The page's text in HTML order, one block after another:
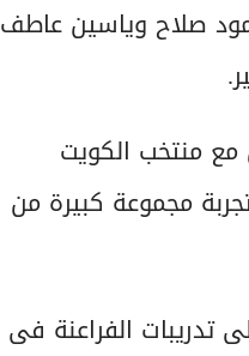
صلاح وياسين عاطف
مع منتخب الكويت
مجموعة كبيرة من
تدريبات الفراعنة فى